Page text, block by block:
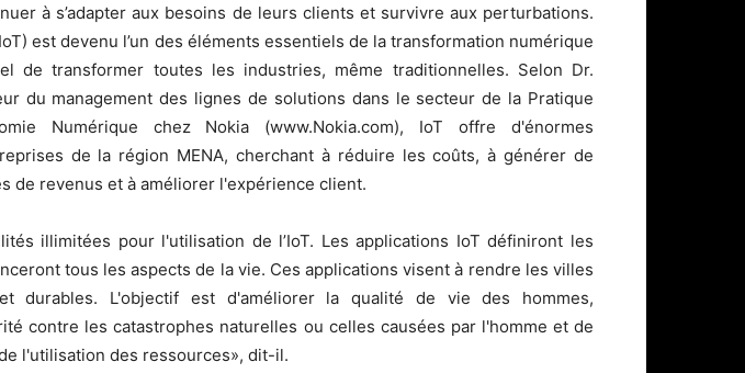
à s’adapter aux besoins de leurs clients et survivre aux perturbations.
est devenu l’un des éléments essentiels de la transformation numérique
de transformer toutes les industries, même traditionnelles. Selon Dr.
du management des lignes de solutions dans le secteur de la Pratique
Numérique chez Nokia (www.Nokia.com), IoT offre d'énormes
de la région MENA, cherchant à réduire les coûts, à générer de
de revenus et à améliorer l'expérience client.
illimitées pour l'utilisation de l’IoT. Les applications IoT définiront les
tous les aspects de la vie. Ces applications visent à rendre les villes
durables. L'objectif est d'améliorer la qualité de vie des hommes,
contre les catastrophes naturelles ou celles causées par l'homme et de
l'utilisation des ressources», dit-il.